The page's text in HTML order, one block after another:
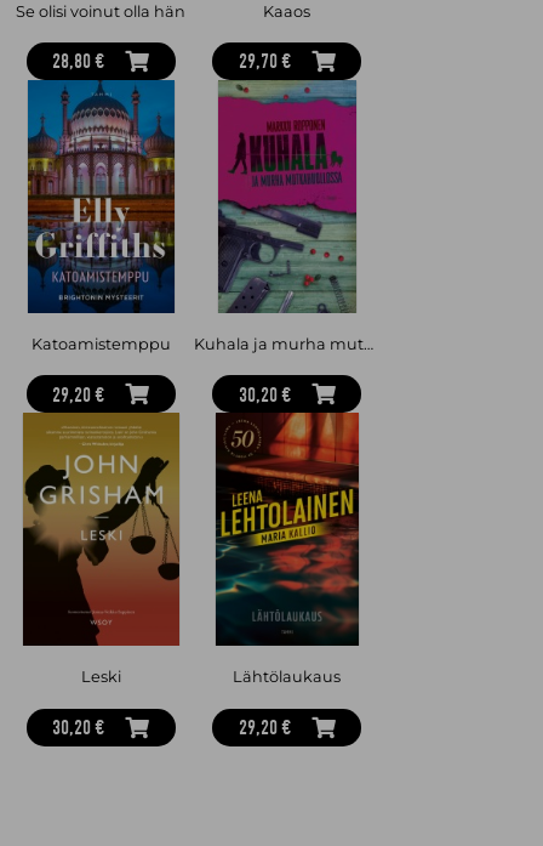
Se olisi voinut olla hän
28,80 €
Kaaos
29,70 €
Katoamistemppu
29,20 €
Kuhala ja murha mutkahuollossa
30,20 €
Leski
30,20 €
Lähtölaukaus
29,20 €